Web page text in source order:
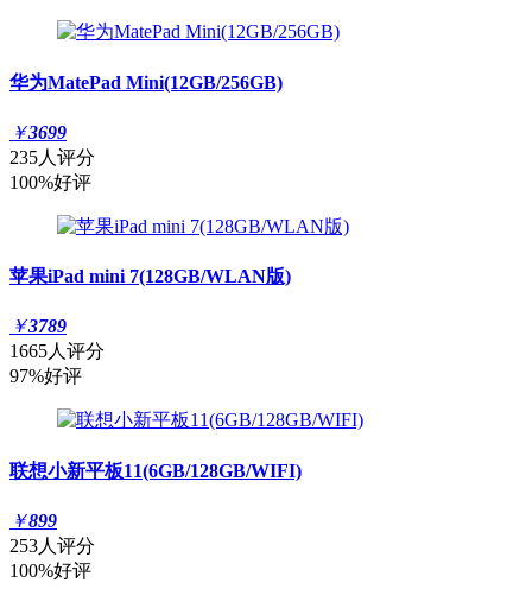
华为MatePad Mini(12GB/256GB)
￥3699
235人评分
100%好评
苹果iPad mini 7(128GB/WLAN版)
￥3789
1665人评分
97%好评
联想小新平板11(6GB/128GB/WIFI)
￥899
253人评分
100%好评